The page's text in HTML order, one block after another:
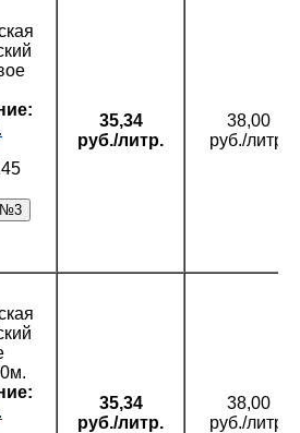
35,34
руб./литр.
38,00
руб./литр.
35,34
руб./литр.
38,00
руб./литр.